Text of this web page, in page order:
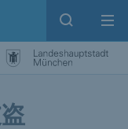
Open